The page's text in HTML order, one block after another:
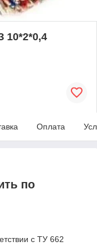
10*2*0,4
Оплата
по
с ТУ 662